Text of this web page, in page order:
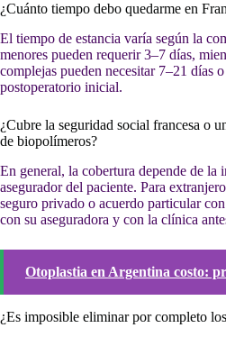
¿Cuánto tiempo debo quedarme en
El tiempo de estancia varía según la
menores pueden requerir 3–7 días,
complejas pueden necesitar 7–21 días
postoperatorio inicial.
¿Cubre la seguridad social francesa o
de biopolímeros?
En general, la cobertura depende de la
asegurador del paciente. Para
seguro privado o acuerdo particular
con su aseguradora y con la clínica
Otoplastia en Argentina costo:
¿Es imposible eliminar por completo